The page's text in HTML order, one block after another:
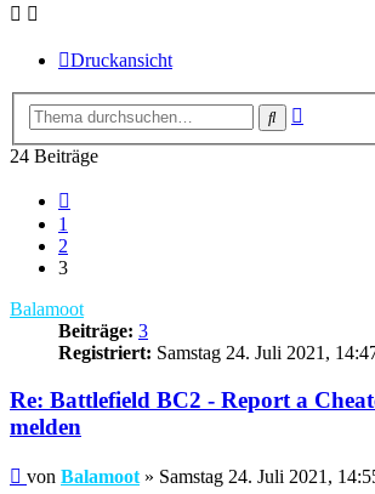
Druckansicht
Suche
24 Beiträge
1
2
3
Balamoot
Beiträge: 3
Registriert: Samstag 24. Juli 2021,
Re: Battlefield BC2 - Report a
melden
Beitrag
von Balamoot » Samstag 24. Juli 2021,